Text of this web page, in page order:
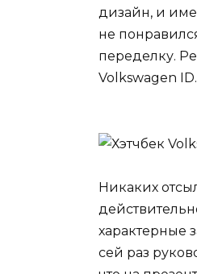
дизайн, и
не
переделку.
Volkswagen ID.
Никаких
характерные
сей раз